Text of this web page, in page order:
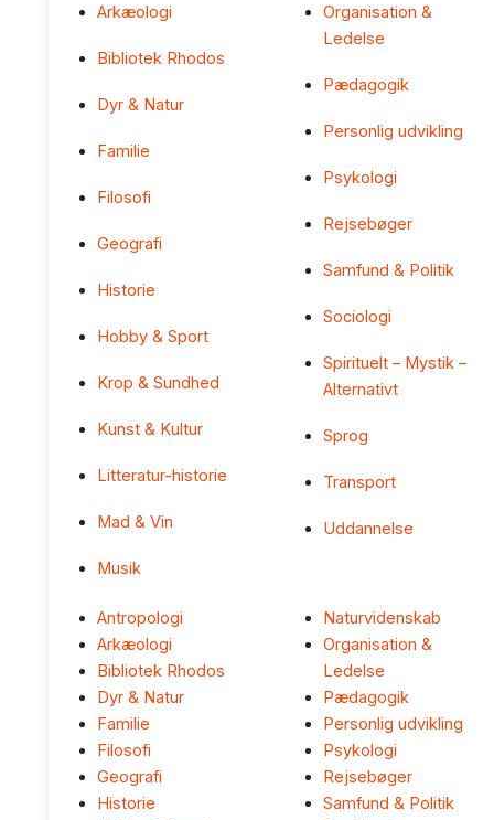
Arkæologi
Bibliotek Rhodos
Dyr & Natur
Familie
Filosofi
Geografi
Historie
Hobby & Sport
Krop & Sundhed
Kunst & Kultur
Litteratur-historie
Mad & Vin
Musik
Organisation &
Ledelse
Pædagogik
Personlig udvikling
Psykologi
Rejsebøger
Samfund & Politik
Sociologi
Spirituelt – Mystik –
Alternativt
Sprog
Transport
Uddannelse
Antropologi
Arkæologi
Bibliotek Rhodos
Dyr & Natur
Familie
Filosofi
Geografi
Historie
Naturvidenskab
Organisation &
Ledelse
Pædagogik
Personlig udvikling
Psykologi
Rejsebøger
Samfund & Politik